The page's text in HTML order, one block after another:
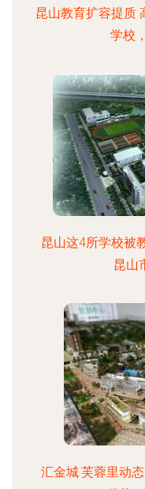
昆山教育扩容提质
学校
昆山这4所学校被
昆山
汇金城·芙蓉里动